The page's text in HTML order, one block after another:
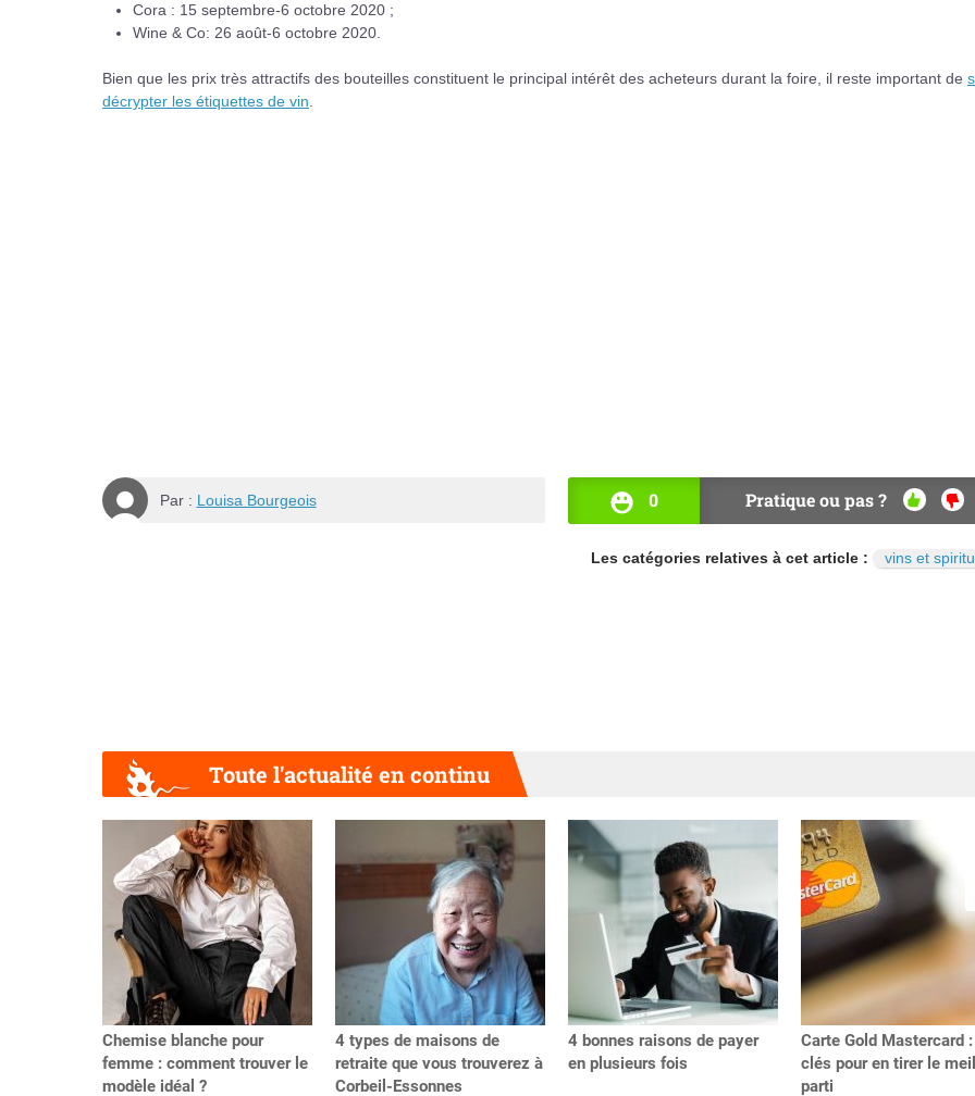
Cora : 15 septembre-6 octobre 2020 ;
Wine & Co: 26 août-6 octobre 2020.
Bien que les prix très attractifs des bouteilles constituent le principal intérêt des acheteurs durant la foire, il reste important de
décrypter les étiquettes de vin
Par : Louisa Bourgeois 0 Pratique ou pas ?
OUI NON
Les catégories relatives à cet article : vins et
Toute l'actualité en continu
Chemise blanche pour
femme : comment trouver le
modèle idéal ?
4 types de maisons de
retraite que vous trouverez à
Corbeil-Essonnes
4 bonnes raisons de payer
en plusieurs fois
Carte Gold Mastercard
clés pour en tirer le
parti
Précédent